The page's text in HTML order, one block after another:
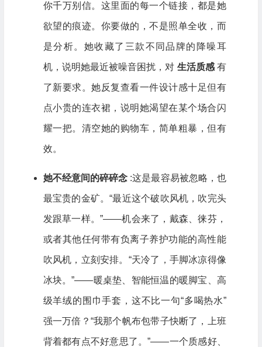
你千万别信。这里面的每一个链接，都是她
欲望的痕迹。你要做的，不是照单全收，而
是分析。她收藏了三款不同品牌的降噪耳
机，说明她最近被噪音困扰，对 生活质感 有
了新要求。她反复查看一件设计感十足但有
点小贵的连衣裙，说明她渴望在某个场合闪
耀一把。清空她的购物车，简单粗暴，但有
效。
她不经意间的碎碎念 :这是最容易被忽略，也
最宝贵的金矿。“最近这个破吹风机，吹完头
发跟草一样。”——机会来了，戴森、徕芬，
或者其他任何带有负离子养护功能的高性能
吹风机，立刻安排。“天冷了，手脚冰凉得像
冰块。”——暖桌垫、智能恒温的暖脚宝、高
级羊绒的围巾手套，这不比一句“多喝热水”
强一万倍？“我那个帆布包带子快断了，上班
背着都有点不好意思了。”——一个质感好、